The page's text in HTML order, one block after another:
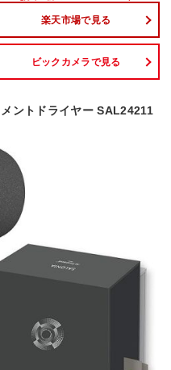
楽天市場で見る
ビックカメラで見る
ントドライヤー SAL24211